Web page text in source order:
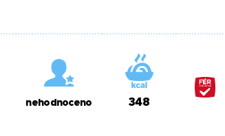
nehodnoceno 348